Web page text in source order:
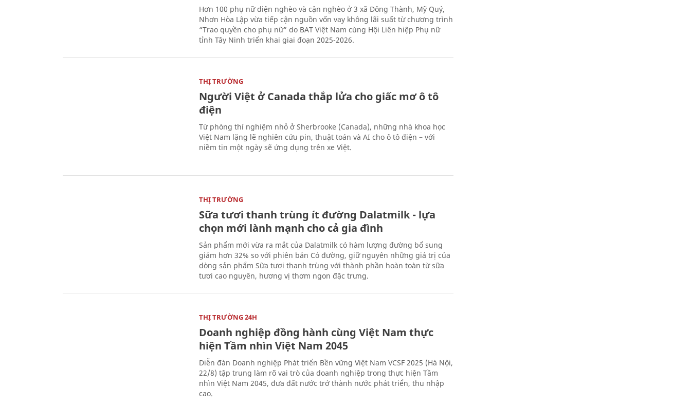
Hơn 100 phụ nữ diện nghèo và cận nghèo ở 3 xã Đông Thành, Mỹ Quý,
Nhơn Hòa Lập vừa tiếp cận nguồn vốn vay không lãi suất từ chương trình
“Trao quyền cho phụ nữ” do BAT Việt Nam cùng Hội Liên hiệp Phụ nữ
tỉnh Tây Ninh triển khai giai đoạn 2025-2026.
THỊ TRƯỜNG
Người Việt ở Canada thắp lửa cho giấc mơ ô tô
điện
Từ phòng thí nghiệm nhỏ ở Sherbrooke (Canada), những nhà khoa học
Việt Nam lặng lẽ nghiên cứu pin, thuật toán và AI cho ô tô điện – với
niềm tin một ngày sẽ ứng dụng trên xe Việt.
THỊ TRƯỜNG
Sữa tươi thanh trùng ít đường Dalatmilk - lựa
chọn mới lành mạnh cho cả gia đình
Sản phẩm mới vừa ra mắt của Dalatmilk có hàm lượng đường bổ sung
giảm hơn 32% so với phiên bản Có đường, giữ nguyên những giá trị của
dòng sản phẩm Sữa tươi thanh trùng với thành phần hoàn toàn từ sữa
tươi cao nguyên, hương vị thơm ngon đặc trưng.
THỊ TRƯỜNG 24H
Doanh nghiệp đồng hành cùng Việt Nam thực
hiện Tầm nhìn Việt Nam 2045
Diễn đàn Doanh nghiệp Phát triển Bền vững Việt Nam VCSF 2025 (Hà Nội,
22/8) tập trung làm rõ vai trò của doanh nghiệp trong thực hiện Tầm
nhìn Việt Nam 2045, đưa đất nước trở thành nước phát triển, thu nhập
cao.